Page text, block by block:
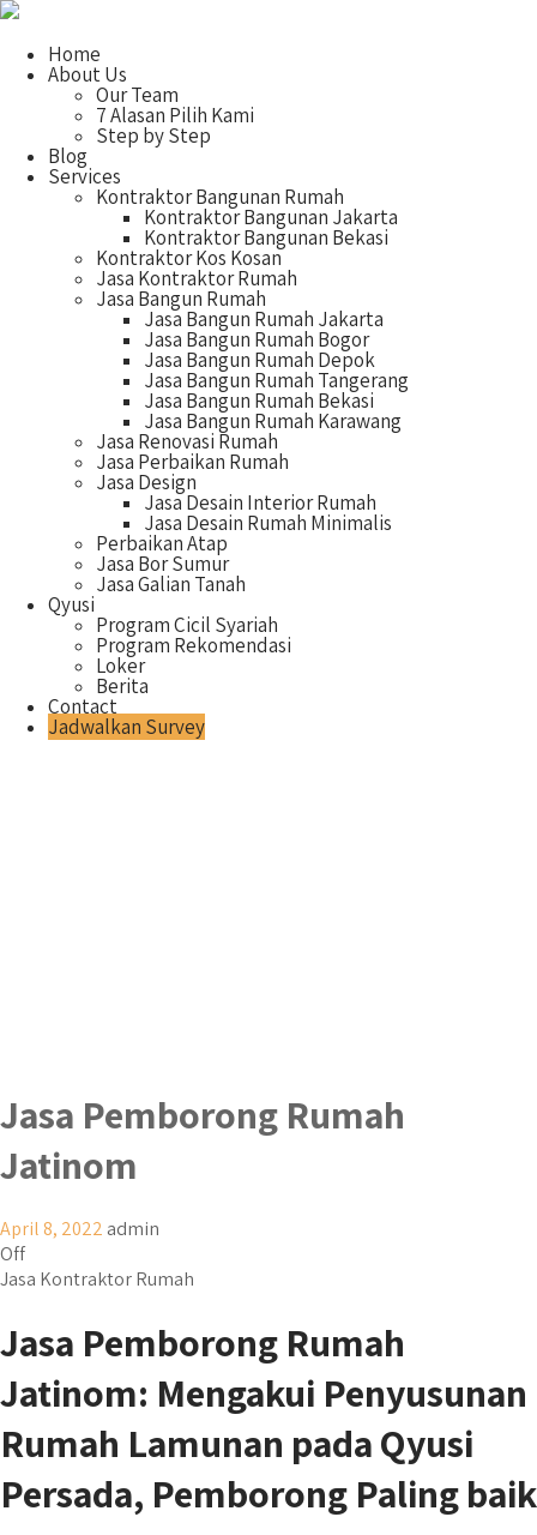
Home
About Us
Our Team
7 Alasan Pilih Kami
Step by Step
Blog
Services
Kontraktor Bangunan Rumah
Kontraktor Bangunan Jakarta
Kontraktor Bangunan Bekasi
Kontraktor Kos Kosan
Jasa Kontraktor Rumah
Jasa Bangun Rumah
Jasa Bangun Rumah Jakarta
Jasa Bangun Rumah Bogor
Jasa Bangun Rumah Depok
Jasa Bangun Rumah Tangerang
Jasa Bangun Rumah Bekasi
Jasa Bangun Rumah Karawang
Jasa Renovasi Rumah
Jasa Perbaikan Rumah
Jasa Design
Jasa Desain Interior Rumah
Jasa Desain Rumah Minimalis
Perbaikan Atap
Jasa Bor Sumur
Jasa Galian Tanah
Qyusi
Program Cicil Syariah
Program Rekomendasi
Loker
Berita
Contact
Jadwalkan Survey
Jasa Pemborong Rumah
Jatinom
April 8, 2022 admin
Off
Jasa Kontraktor Rumah
Jasa Pemborong Rumah
Jatinom: Mengakui Penyusunan
Rumah Lamunan pada Qyusi
Persada, Pemborong Paling baik